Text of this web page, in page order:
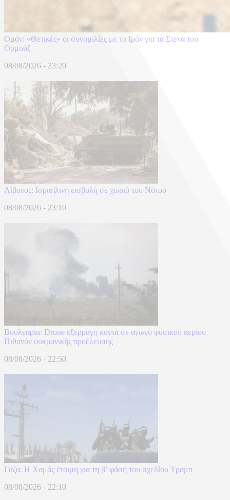
Ομάν: «Θετικές» οι συνομιλίες με το Ιράν για τα Στενά του
Ορμούζ
08/08/2026 - 23:20
Λίβανος: Ισραηλινή εισβολή σε χωριό του Νότου
08/08/2026 - 23:10
Βουλγαρία: Drone εξερράγη κοντά σε αγωγό φυσικού αερίου –
Πιθανόν ουκρανικής προέλευσης
08/08/2026 - 22:50
Γάζα: Η Χαμάς έτοιμη για τη β’ φάση του σχεδίου Τραμπ
08/08/2026 - 22:10